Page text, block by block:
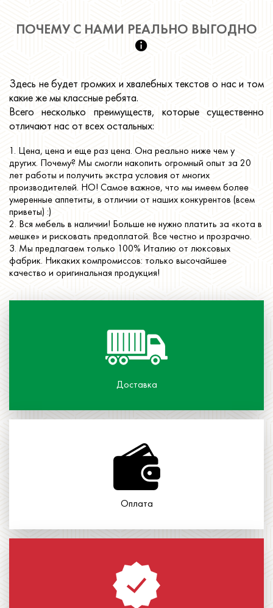
ПОЧЕМУ С НАМИ РЕАЛЬНО ВЫГОДНО
Здесь не будет громких и хвалебных текстов о нас и том
какие же мы классные ребята.
Всего несколько преимуществ, которые существенно
отличают нас от всех остальных:
1. Цена, цена и еще раз цена. Она реально ниже чем у
других. Почему? Мы смогли накопить огромный опыт за 20
лет работы и получить экстра условия от многих
производителей. НО! Самое важное, что мы имеем более
умеренные аппетиты, в отличии от наших конкурентов (всем
приветы) :)
2. Вся мебель в наличии! Больше не нужно платить за «кота в
мешке» и рисковать предоплатой. Все честно и прозрачно.
3. Мы предлагаем только 100% Италию от люксовых
фабрик. Никаких компромиссов: только высочайшее
качество и оригинальная продукция!
Доставка
Оплата